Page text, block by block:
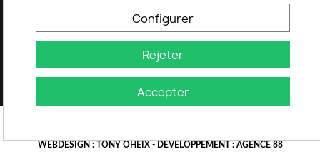
Mentions légales
Conditions générales de ventes
WEBDESIGN :
TONY OHEIX- DEVELOPPEMENT : AGENCE 88
Configurer
Rejeter
Accepter